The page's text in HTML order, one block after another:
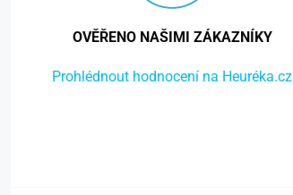
OVĚŘENO NAŠIMI ZÁKAZNÍKY
Prohlédnout hodnocení na Heuréka.cz